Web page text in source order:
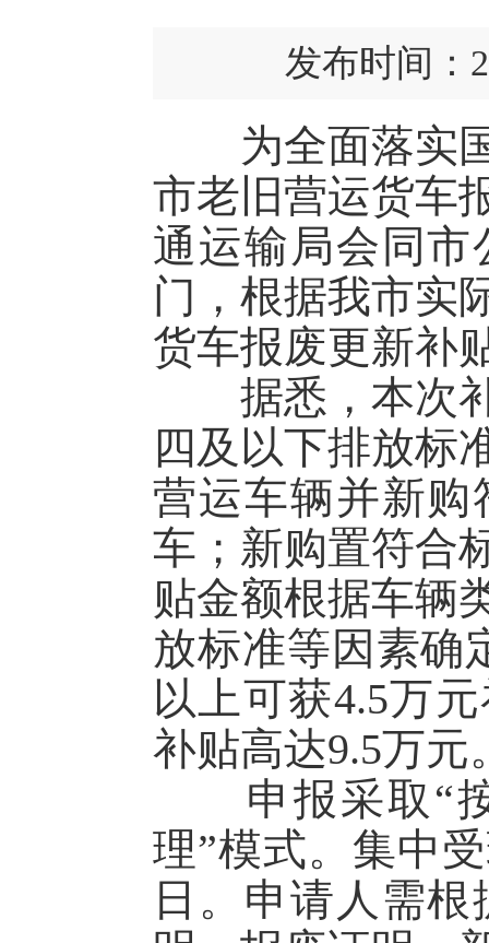
发布时间：
为全面落实国
市老旧营运货车
通运输局会同
门，根据我市实
货车报废更新补
据悉，本次补
四及以下排放标
营运车辆并新
车；新购置符合
贴金额根据车辆
放标准等因素确
以上可获4.5万
补贴高达9.5万元
申报采取“按
理”模式。集中
日。申请人需